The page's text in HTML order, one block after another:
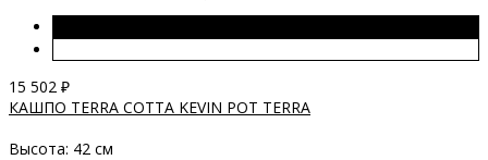
15 502 ₽
КАШПО TERRA COTTA KEVIN POT TERRA
Высота: 42 см